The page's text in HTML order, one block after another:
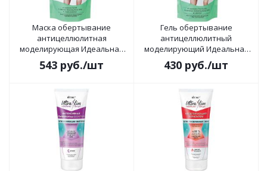
Маска обертывание
антицеллюлитная
моделирующая Идеальная
фигура 450мл
543 руб./шт
Гель обертывание
антицеллюлитный
моделирующий Идеальная
фигура 450мл
430 руб./шт